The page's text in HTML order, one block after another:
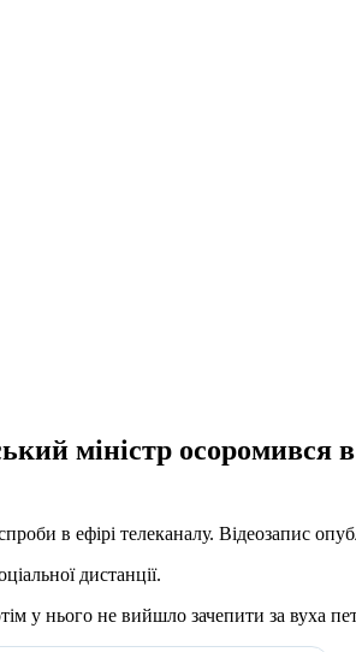
міністр осоромився
в ефірі телеканалу. Відеозапис
дистанції.
нього не вийшло зачепити за вуха